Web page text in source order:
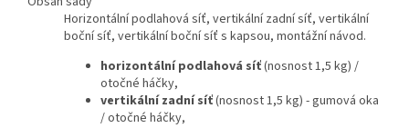
Horizontální podlahová síť, vertikální zadní síť, vertikální
boční síť, vertikální boční síť s kapsou, montážní návod.
horizontální podlahová síť(nosnost 1,5 kg) /
otočné háčky,
vertikální zadní síť(nosnost 1,5 kg) - gumová oka
/ otočné háčky,